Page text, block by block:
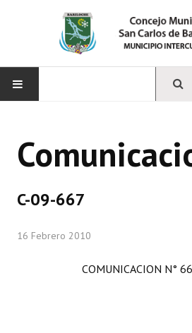
CONCEJO
Comisiones Especiales
C-09-667
16 Febrero 2010
COMUNICACION N°